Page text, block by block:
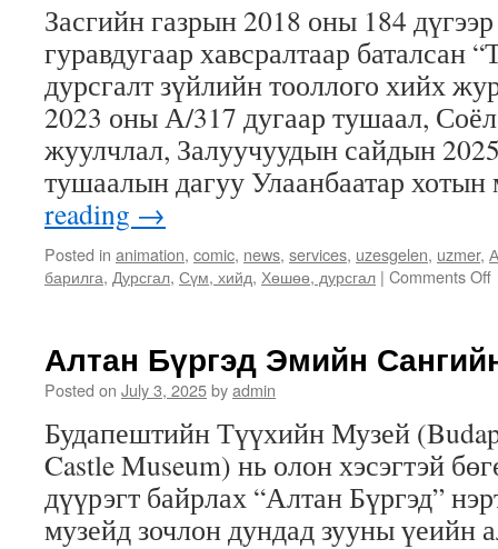
Засгийн газрын 2018 оны 184
гуравдугаар хавсралтаар баталсан
дурсгалт зүйлийн тооллого хийх
2023 оны А/317 дугаар тушаал,
жуулчлал, Залуучуудын сайдын
тушаалын дагуу Улаанбаатар
reading →
Posted in animation, comic, news, services, uzesgelen, uzmer,
барилга, Дурсгал, Сүм, хийд, Хөшөө, дурсгал | Comments Off
Алтан Бүргэд Эмийн
Posted on July 3, 2025byadmin
Будапештийн Түүхийн Музей
Castle Museum) нь олон хэсэгтэй
дүүрэгт байрлах “Алтан Бүргэд”
музейд зочлон дундад зууны үеийн